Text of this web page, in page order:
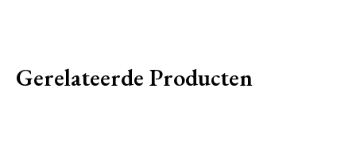
Gerelateerde Producten